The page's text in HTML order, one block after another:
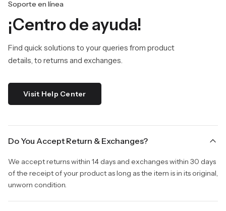
Soporte en línea
¡Centro de ayuda!
Find quick solutions to your queries from product
details, to returns and exchanges.
Visit Help Center
Do You Accept Return & Exchanges?
We accept returns within 14 days and exchanges within 30 days
of the receipt of your product as long as the item is in its original,
unworn condition.